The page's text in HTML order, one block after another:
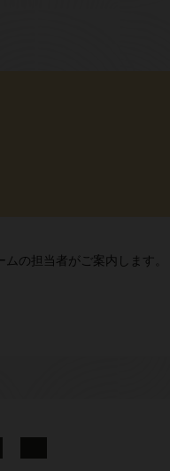
の担当者がご案内します。
YouTube